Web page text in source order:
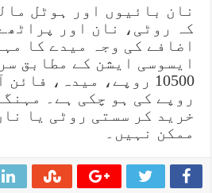
نان بائیوں اور ہوٹل
کہ روٹی، نان اور
اضافے کی وجہ میدے کا
ایسوسی ایشن کے مطابق
روپے کی ہو چکی ہے۔
خرید کر سستی روٹی یا
ممکن نہیں۔